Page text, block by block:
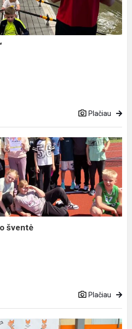
Plačiau
šventė
Plačiau